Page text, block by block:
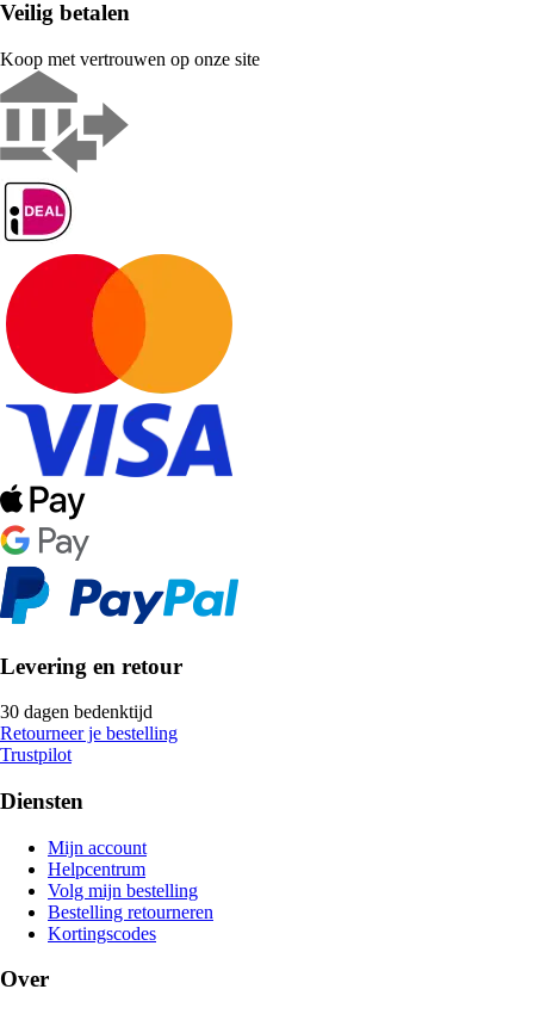
Veilig betalen
Koop met vertrouwen op onze site
Levering en retour
30 dagen bedenktijd
Retourneer je bestelling
Trustpilot
Diensten
Mijn account
Helpcentrum
Volg mijn bestelling
Bestelling retourneren
Kortingscodes
Over